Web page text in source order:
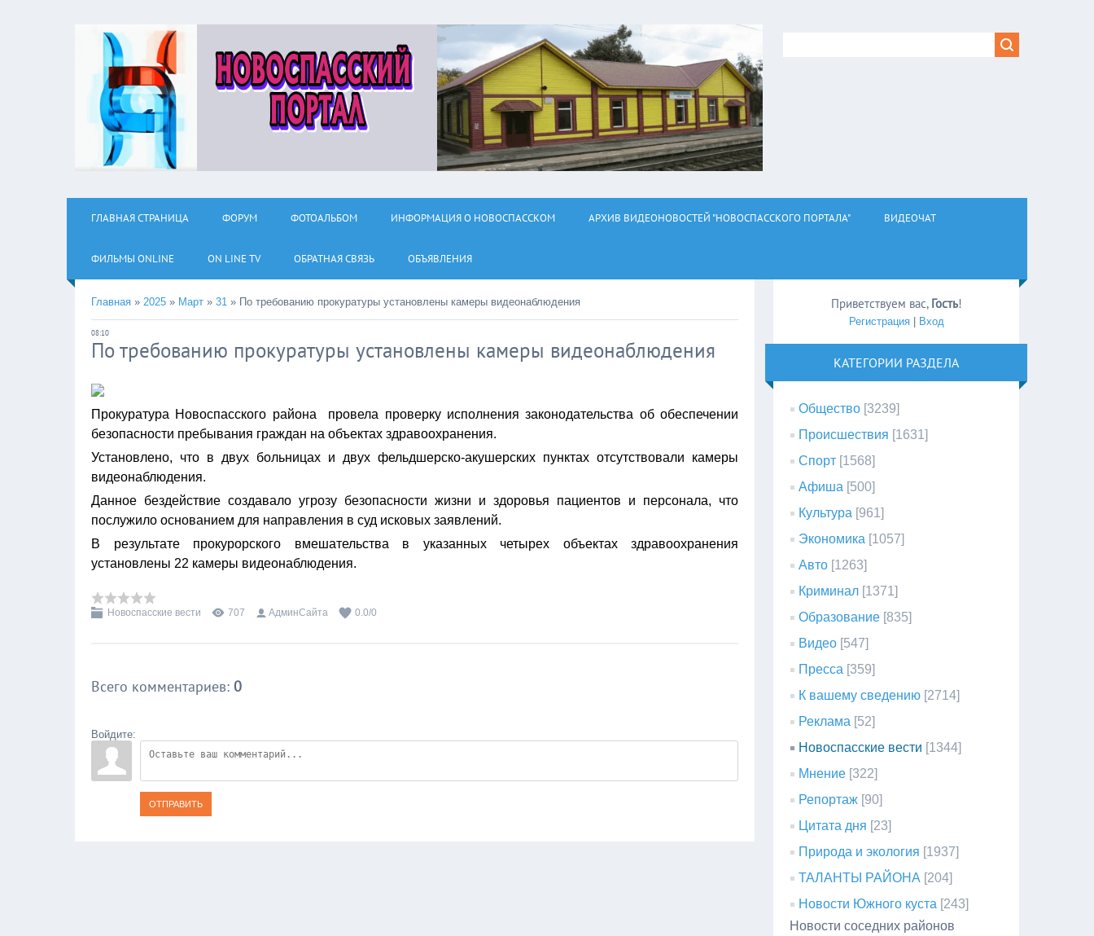
ГЛАВНАЯ СТРАНИЦА ФОРУМ ФОТОАЛЬБОМ ИНФОРМАЦИЯ О НОВОСПАССКОМ АРХИВ ВИДЕОНОВОСТЕЙ "НОВОСПАССКОГО ПОРТАЛА" ВИДЕОЧАТ
ФИЛЬМЫ ОNLINE ON LINE TV ОБРАТНАЯ СВЯЗЬ ОБЪЯВЛЕНИЯ
Главная » 2025 » Март » 31 » По требованию прокуратуры установлены камеры видеонаблюдения
08:10
По требованию прокуратуры установлены камеры видеонаблюдения
Прокуратура Новоспасского района провела проверку исполнения законодательства об обеспечении
безопасности пребывания граждан на объектах здравоохранения.
Установлено, что в двух больницах и двух фельдшерско-акушерских пунктах отсутствовали камеры
видеонаблюдения.
Данное бездействие создавало угрозу безопасности жизни и здоровья пациентов и персонала, что
послужило основанием для направления в суд исковых заявлений.
В результате прокурорского вмешательства в указанных четырех объектах здравоохранения
установлены 22 камеры видеонаблюдения.
Новоспасские вести 707 АдминСайта 0.0/0
Всего комментариев: 0
Войдите:
ОТПРАВИТЬ
Приветствуем вас, Гость!
Регистрация| Вход
КАТЕГОРИИ РАЗДЕЛА
Общество [3239]
Происшествия [1631]
Спорт [1568]
Афиша [500]
Культура [961]
Экономика [1057]
Авто [1263]
Криминал [1371]
Образование [835]
Видео [547]
Пресса [359]
К вашему сведению [2714]
Реклама [52]
Новоспасские вести [1344]
Мнение [322]
Репортаж [90]
Цитата дня [23]
Природа и экология [1937]
ТАЛАНТЫ РАЙОНА [204]
Новости Южного куста [243]
Новости соседних районов